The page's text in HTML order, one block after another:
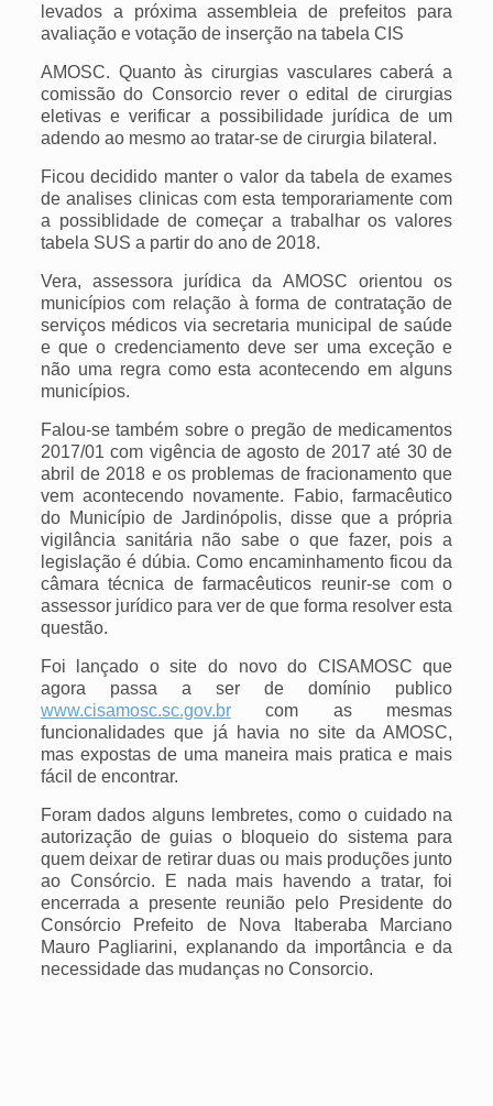
levados a próxima assembleia de prefeitos para
avaliação e votação de inserção na tabela CIS
AMOSC. Quanto às cirurgias vasculares caberá a
comissão do Consorcio rever o edital de cirurgias
eletivas e verificar a possibilidade jurídica de um
adendo ao mesmo ao tratar-se de cirurgia bilateral.
Ficou decidido manter o valor da tabela de exames
de analises clinicas com esta temporariamente com
a possiblidade de começar a trabalhar os valores
tabela SUS a partir do ano de 2018.
Vera, assessora jurídica da AMOSC orientou os
municípios com relação à forma de contratação de
serviços médicos via secretaria municipal de saúde
e que o credenciamento deve ser uma exceção e
não uma regra como esta acontecendo em alguns
municípios.
Falou-se também sobre o pregão de medicamentos
2017/01 com vigência de agosto de 2017 até 30 de
abril de 2018 e os problemas de fracionamento que
vem acontecendo novamente. Fabio, farmacêutico
do Município de Jardinópolis, disse que a própria
vigilância sanitária não sabe o que fazer, pois a
legislação é dúbia. Como encaminhamento ficou da
câmara técnica de farmacêuticos reunir-se com o
assessor jurídico para ver de que forma resolver esta
questão.
Foi lançado o site do novo do CISAMOSC que
agora passa a ser de domínio publico
www.cisamosc.sc.gov.brcom as mesmas
funcionalidades que já havia no site da AMOSC,
mas expostas de uma maneira mais pratica e mais
fácil de encontrar.
Foram dados alguns lembretes, como o cuidado na
autorização de guias o bloqueio do sistema para
quem deixar de retirar duas ou mais produções junto
ao Consórcio.
E nada mais havendo a tratar, foi
encerrada a presente reunião pelo Presidente do
Consórcio Prefeito de Nova Itaberaba Marciano
Mauro Pagliarini, explanando da importância e da
necessidade das mudanças no Consorcio.